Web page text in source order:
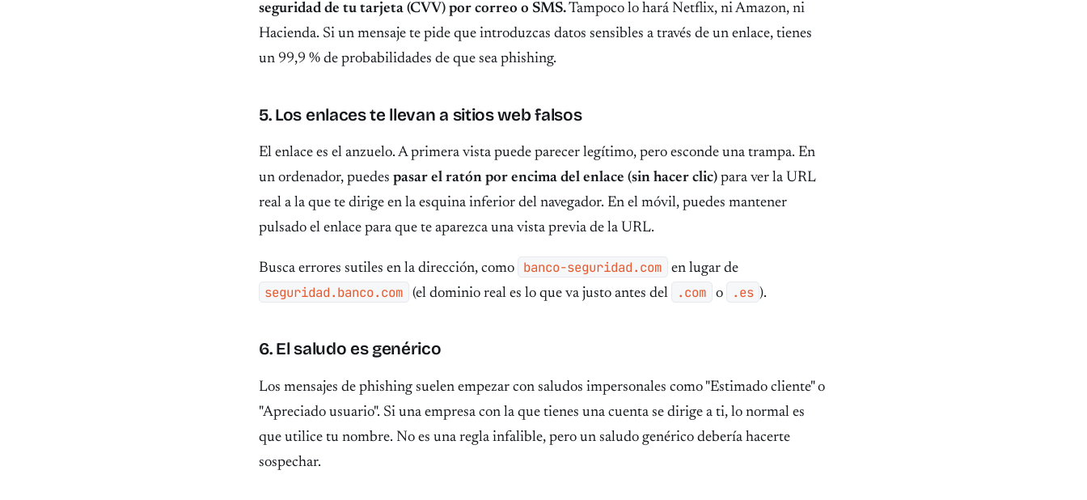
seguridad de tu tarjeta (CVV) por correo o SMS.Tampoco lo hará Netflix, ni Amazon, ni
Hacienda. Si un mensaje te pide que introduzcas datos sensibles a través de un enlace, tienes
un 99,9 % de probabilidades de que sea phishing.
5. Los enlaces te llevan a sitios web falsos
El enlace es el anzuelo. A primera vista puede parecer legítimo, pero esconde una trampa. En
un ordenador, puedes pasar el ratón por encima del enlace (sin hacer clic) para ver la URL
real a la que te dirige en la esquina inferior del navegador. En el móvil, puedes mantener
pulsado el enlace para que te aparezca una vista previa de la URL.
Busca errores sutiles en la dirección, como banco-seguridad.com en lugar de
seguridad.banco.com (el dominio real es lo que va justo antes del .com o .es ).
6. El saludo es genérico
Los mensajes de phishing suelen empezar con saludos impersonales como "Estimado cliente" o
"Apreciado usuario". Si una empresa con la que tienes una cuenta se dirige a ti, lo normal es
que utilice tu nombre. No es una regla infalible, pero un saludo genérico debería hacerte
sospechar.